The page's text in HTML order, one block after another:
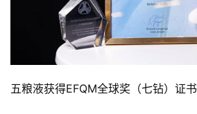
五粮液获得EFQM全球奖（七钻）证书